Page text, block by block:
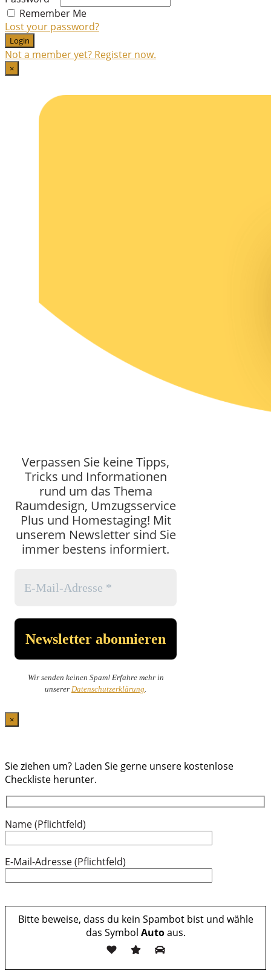
Remember Me
Lost your password?
Login
Not a member yet? Register now.
×
Verpassen Sie keine Tipps,
Tricks und Informationen
rund um das Thema
Raumdesign, Umzugsservice
Plus und Homestaging! Mit
unserem Newsletter sind Sie
immer bestens informiert.
Wir senden keinen Spam! Erfahre mehr in
unserer Datenschutzerklärung.
×
Sie ziehen um? Laden Sie gerne unsere kostenlose
Checkliste herunter.
Name (Pflichtfeld)
E-Mail-Adresse (Pflichtfeld)
Bitte beweise, dass du kein Spambot bist und wähle
das Symbol Autoaus.